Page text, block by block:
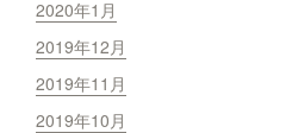
2020年1月
2019年12月
2019年11月
2019年10月